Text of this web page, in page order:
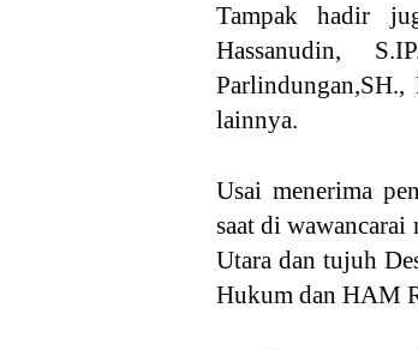
Tampak hadir
Hassanudin,
lainnya.
Usai menerima
saat di
Utara dan tujuh
Hukum dan HAM